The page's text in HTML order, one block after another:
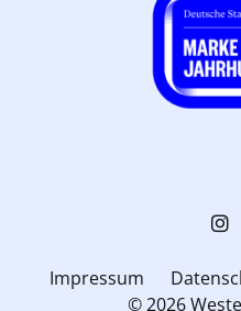
Impressum
© 2026